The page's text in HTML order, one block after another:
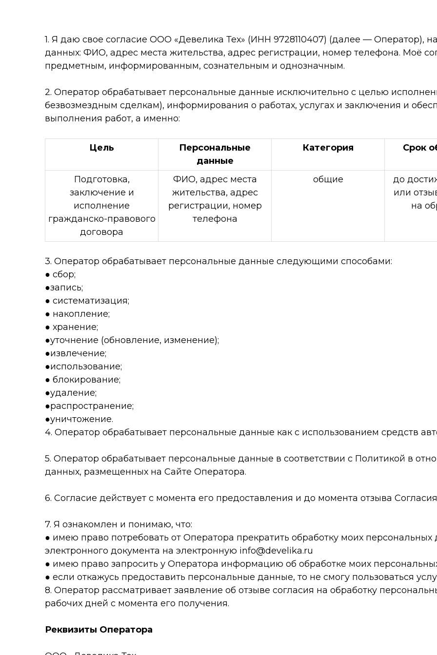
1. Я даю свое согласие ООО «Девелика Тех» (ИНН 9728110407) (далее — Оператор),
данных: ФИО, адрес места жительства, адрес регистрации, номер телефона. Моё
предметным, информированным, сознательным и однозначным.
2. Оператор обрабатывает персональные данные исключительно с целью
безвозмездным сделкам), информирования о работах, услугах и заключения и
выполнения работ, а именно:
Цель
Персональные
данные
Категория Срок
Подготовка,
заключение и
исполнение
гражданско-правового
договора
ФИО, адрес места
жительства, адрес
регистрации, номер
телефона
общие
до
или
на
3. Оператор обрабатывает персональные данные следующими способами:
● сбор;
●запись;
● систематизация;
● накопление;
● хранение;
●уточнение (обновление, изменение);
●извлечение;
●использование;
● блокирование;
●удаление;
●распространение;
●уничтожение.
4. Оператор обрабатывает персональные данные как с использованием средств
5. Оператор обрабатывает персональные данные в соответствии с Политикой в
данных, размещенных на Сайте Оператора.
6. Согласие действует с момента его предоставления и до момента отзыва
7. Я ознакомлен и понимаю, что:
● имею право потребовать от Оператора прекратить обработку моих
электронного документа на электронную info@develika.ru
● имею право запросить у Оператора информацию об обработке моих
● если откажусь предоставить персональные данные, то не смогу пользоваться
8. Оператор рассматривает заявление об отзыве согласия на обработку
рабочих дней с момента его получения.
Реквизиты Оператора